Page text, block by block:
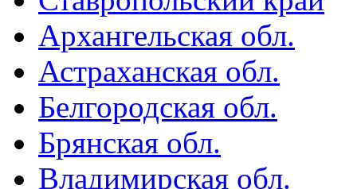
Архангельская обл.
Астраханская обл.
Белгородская обл.
Брянская обл.
Владимирская обл.